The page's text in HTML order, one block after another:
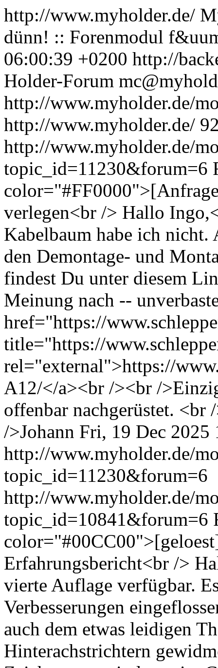
http://www.myholder.de/
dünn! :: Forenmodul
06:00:39 +0200 http://
Holder-Forum
http://www.myholder.de/
http://www.myholder.de/
http://www.myholder.de/
topic_id=11230&forum=6
verlegen<br /> Hallo
Kabelbaum habe ich nicht.
den Demontage- und
findest Du unter diesem
Meinung nach --
href="https://
title="https://
rel="external">https://
A12/</a><br /><br /
offenbar nachgerüstet.
/>Johann Fri, 19 Dec 2025
http://www.myholder.de/
topic_id=11230&forum=6
http://www.myholder.de/
topic_id=10841&forum=6
Erfahrungsbericht<br />
vierte Auflage verfügbar.
Verbesserungen
auch dem etwas leidigen
Hinterachstrichtern